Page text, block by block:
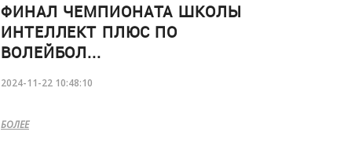
ФИНАЛ ЧЕМПИОНАТА ШКОЛЫ
ИНТЕЛЛЕКТ ПЛЮС ПО
ВОЛЕЙБОЛ...
2024-11-22 10:48:10
БОЛЕЕ